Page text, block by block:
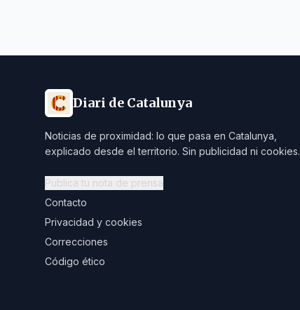
Diari de Catalunya
Noticias de proximidad: lo que pasa en Catalunya,
explicado desde el territorio. Sin publicidad ni cookies.
Publica tu nota de prensa
Contacto
Privacidad y cookies
Correcciones
Código ético